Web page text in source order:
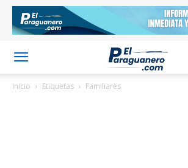
Inicio Etiquetas Familiares